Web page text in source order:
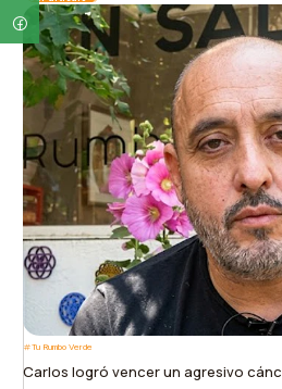
Tu Rumbo Verde
Carlos logró vencer un agresivo